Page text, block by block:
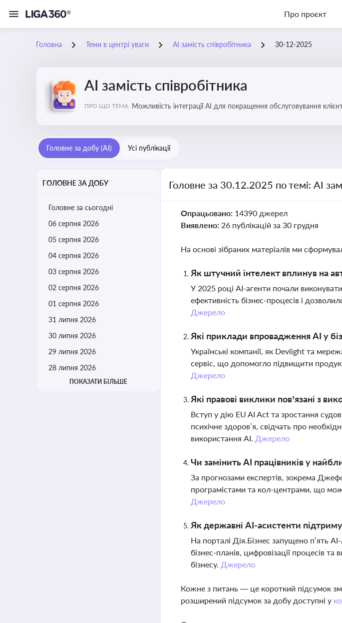
Про проєкт
Головна Теми в центрі уваги АІ замість співробітника 30-12-2025
АІ замість співробітника
ПРО ЩО ТЕМА: Можливість інтеграції АІ для покращення обслуговування
Головне за добу (AI) Усі публікації
ГОЛОВНЕ ЗА ДОБУ
Головне за сьогодні
06 серпня 2026
05 серпня 2026
04 серпня 2026
03 серпня 2026
02 серпня 2026
01 серпня 2026
31 липня 2026
30 липня 2026
29 липня 2026
28 липня 2026
ПОКАЗАТИ БІЛЬШЕ
Головне за 30.12.2025 по темі: АІ
Опрацьовано: 14390 джерел
Виявлено: 26 публікацій за 30 грудня
На основі зібраних матеріалів ми
Як штучний інтелект вплинув на
У 2025 році AI-агенти почали
ефективність бізнес-процесів і
Джерело
Які приклади впровадження AI у
Українські компанії, як Devlight та
сервіс, що допомогло підвищити
Джерело
Які правові виклики пов’язані з
Вступ у дію EU AI Act та зростання
психічне здоров’я, свідчать про
використання AI. Джерело
Чи замінить AI працівників у
За прогнозами експертів, зокрема
програмістами та кол-центрами, що
Джерело
Як державні AI-асистенти
На порталі Дія.Бізнес запущено п’ять
бізнес-планів, цифровізації процесів
бізнесу. Джерело
Кожне з питань — це короткий підсумок
розширений підсумок за добу доступні у